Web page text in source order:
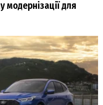
модернізації для